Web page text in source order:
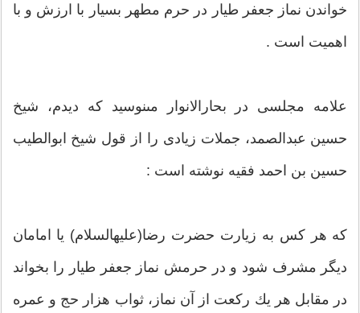
خواندن نماز جعفر طیار در حرم مطهر بسیار با ارزش و با
اهمیت است .
علامه مجلسى در بحارالانوار مى‎نوسید كه دیدم، شیخ
حسین عبدالصمد، جملات زیادی را از قول شیخ ابوالطیب
حسین بن احمد فقیه نوشته است :
كه هر كس به زیارت حضرت رضا(علیه‎السلام) یا امامان
دیگر مشرف شود و در حرمش نماز جعفر طیار را بخواند
در مقابل هر یك ركعت از آن نماز، ثواب هزار حج و عمره